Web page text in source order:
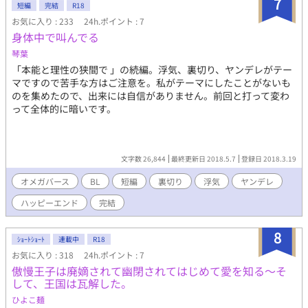
短編 完結 R18
お気に入り : 233 24h.ポイント : 7
身体中で叫んでる
琴葉
「本能と理性の狭間で 」の続編。浮気、裏切り、ヤンデレがテー
マですので苦手な方はご注意を。私がテーマにしたことがないも
のを集めたので、出来には自信がありません。前回と打って変わ
って全体的に暗いです。
文字数 26,844 最終更新日 2018.5.7 登録日 2018.3.19
オメガバース BL 短編 裏切り 浮気
ヤンデレ
ハッピーエンド
完結
8
ｼｮｰﾄｼｮｰﾄ 連載中 R18
お気に入り : 318 24h.ポイント : 7
傲慢王子は廃嫡されて幽閉されてはじめて愛を知る～そ
して、王国は瓦解した。
ひよこ麺